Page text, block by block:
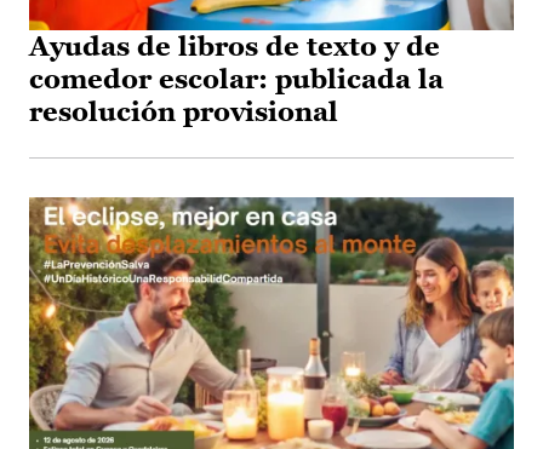
Ayudas de libros de texto y de
comedor escolar: publicada la
resolución provisional